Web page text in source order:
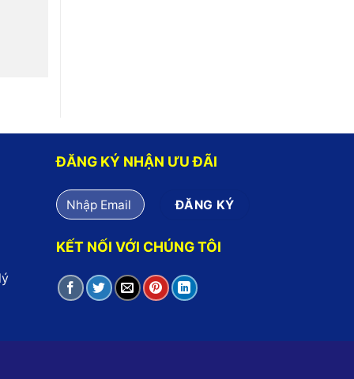
ĐĂNG KÝ NHẬN ƯU ĐÃI
KẾT NỐI VỚI CHÚNG TÔI